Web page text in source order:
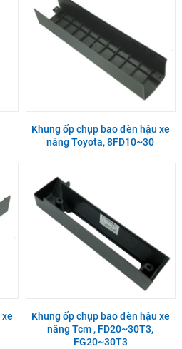
Khung ốp chụp bao đèn hậu xe
nâng Toyota, 8FD10~30
Khung ốp chụp bao đèn hậu xe
nâng Tcm , FD20~30T3,
FG20~30T3